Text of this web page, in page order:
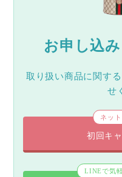
お申し込
取り扱い商品に関す
せ
ネッ
初回キ
LINEで気